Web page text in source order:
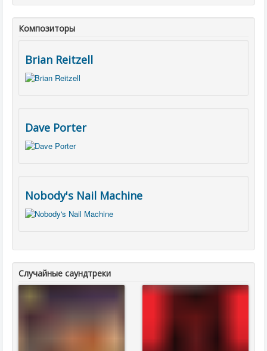
Композиторы
Brian Reitzell
Dave Porter
Nobody's Nail Machine
Случайные саундтреки